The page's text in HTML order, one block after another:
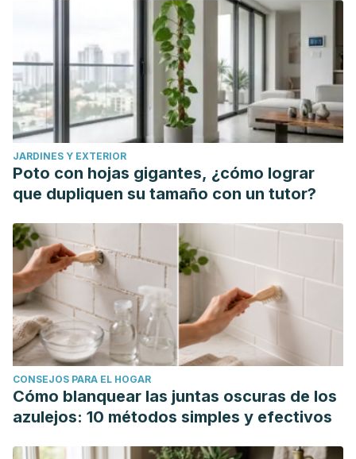
JARDINES Y EXTERIOR
Poto con hojas gigantes, ¿cómo lograr
que dupliquen su tamaño con un tutor?
CONSEJOS PARA EL HOGAR
Cómo blanquear las juntas oscuras de los
azulejos: 10 métodos simples y efectivos